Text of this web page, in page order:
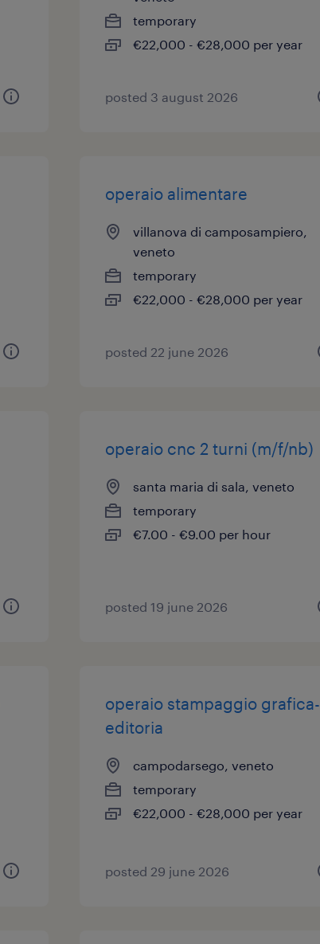
temporary
€22,000 - €28,000 per year
posted 3 august 2026
operaio alimentare
villanova di camposampiero,
veneto
temporary
€22,000 - €28,000 per year
posted 22 june 2026
operaio cnc 2 turni (m/f/nb)
santa maria di sala, veneto
temporary
€7.00 - €9.00 per hour
posted 19 june 2026
operaio stampaggio grafica-
editoria
campodarsego, veneto
temporary
€22,000 - €28,000 per year
posted 29 june 2026